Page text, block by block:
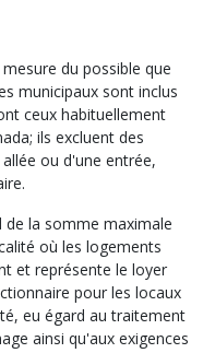
du possible que
municipaux sont inclus
ceux habituellement
ils excluent des
ou d'une entrée,
de la somme maximale
où les logements
et représente le loyer
pour les locaux
eu égard au traitement
ainsi qu'aux exigences